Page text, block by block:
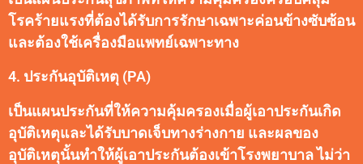
โรคร้ายแรงที่ต้องได้รับการรักษาเฉพาะค่อนข้างซับซ้อน
และต้องใช้เครื่องมือแพทย์เฉพาะทาง
4. ประกันอุบัติเหตุ (PA)
เป็นแผนประกันที่ให้ความคุ้มครองเมื่อผู้เอาประกันเกิด
อุบัติเหตุและได้รับบาดเจ็บทางร่างกาย และผลของ
อุบัติเหตุนั้นทำให้ผู้เอาประกันต้องเข้าโรงพยาบาล ไม่ว่า